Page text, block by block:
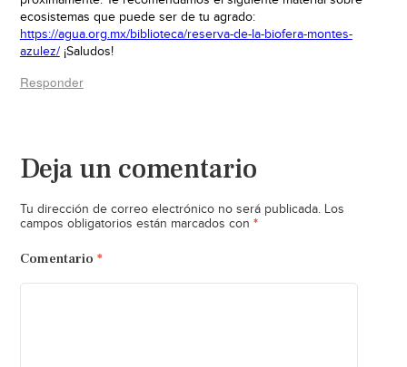
ecosistemas que puede ser de tu agrado:
https://agua.org.mx/biblioteca/reserva-de-la-biofera-montes-
azulez/¡Saludos!
Responder
Deja un comentario
Tu dirección de correo electrónico no será publicada. Los
campos obligatorios están marcados con *
Comentario *